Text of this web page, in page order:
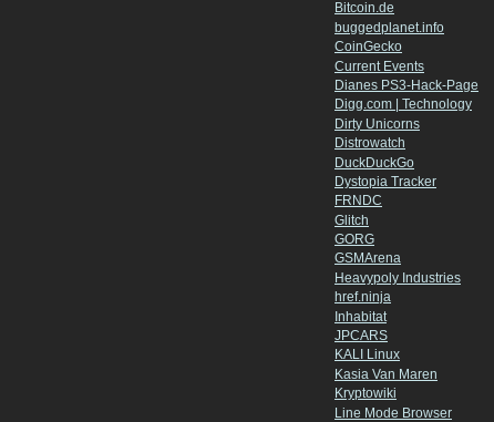
Bitcoin.de
buggedplanet.info
CoinGecko
Current Events
Dianes PS3-Hack-Page
Digg.com | Technology
Dirty Unicorns
Distrowatch
DuckDuckGo
Dystopia Tracker
FRNDC
Glitch
GORG
GSMArena
Heavypoly Industries
href.ninja
Inhabitat
JPCARS
KALI Linux
Kasia Van Maren
Kryptowiki
Line Mode Browser